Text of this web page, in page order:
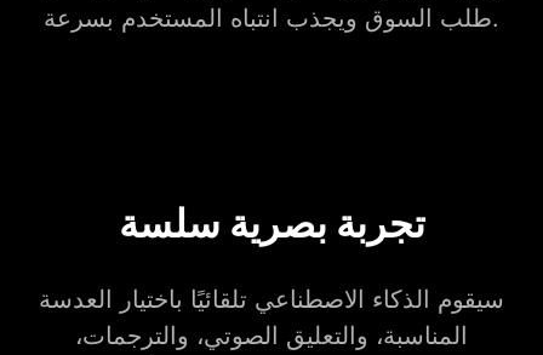
طلب السوق ويجذب انتباه المستخدم بسرعة.
تجربة بصرية سلسة
سيقوم الذكاء الاصطناعي تلقائيًا باختيار العدسة
المناسبة، والتعليق الصوتي، والترجمات،